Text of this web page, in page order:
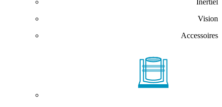
Inertiel
Vision
Accessoires